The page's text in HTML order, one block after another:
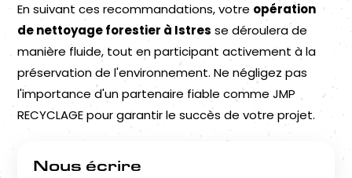
En suivant ces recommandations, votre opération
de nettoyage forestier à Istres se déroulera de
manière fluide, tout en participant activement à la
préservation de l'environnement. Ne négligez pas
l'importance d'un partenaire fiable comme JMP
RECYCLAGE pour garantir le succès de votre projet.
Nous écrire